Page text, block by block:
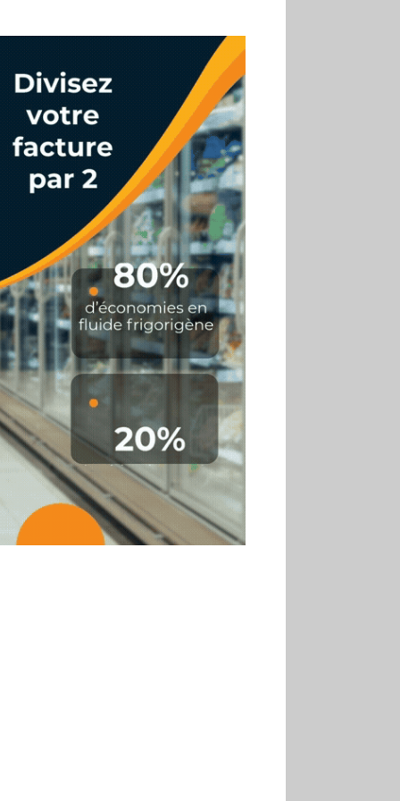
réduire sa consommation
01.07
Aldi Studio lance sa
première collection capsule
inspirée de ses codes
visuels
01.07
Cafom annonce
des résultats semestriels en
hausse, portés par le e-
commerce
30.06
La Sportiva affiche
une croissance solide en
2025
30.06
Marie Cheval
réélue présidente de la Fact
30.06
Canicule : les
soldes d’été prolongés